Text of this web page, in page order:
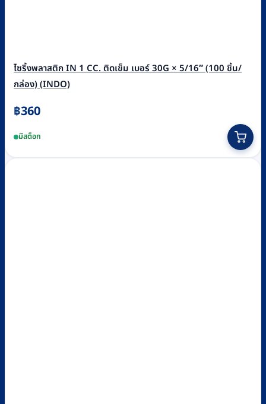
ไซริ้งพลาสติก IN 1 CC. ติดเข็ม เบอร์ 30G × 5/16″ (100 ชิ้น/
กล่อง) (INDO)
฿360
มีสต็อก